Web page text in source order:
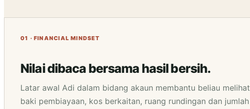
01 · FINANCIAL MINDSET
Nilai dibaca bersama hasil bersih.
Latar awal Adi dalam bidang akaun membantu beliau melihat
baki pembiayaan, kos berkaitan, ruang rundingan dan jumlah